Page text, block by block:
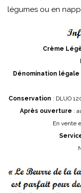
légumes ou en
Crème
Dénomination
Conservation : DLUO
Après ouverture :
En vente